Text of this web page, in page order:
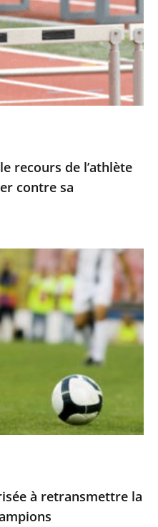
recours de l’athlète
contre sa
à retransmettre la